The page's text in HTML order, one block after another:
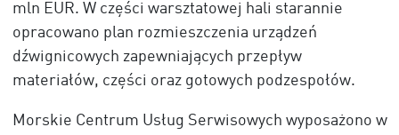
mln EUR. W części warsztatowej hali starannie
opracowano plan rozmieszczenia urządzeń
dźwignicowych zapewniających przepływ
materiałów, części oraz gotowych podzespołów.
Morskie Centrum Usług Serwisowych wyposażono w